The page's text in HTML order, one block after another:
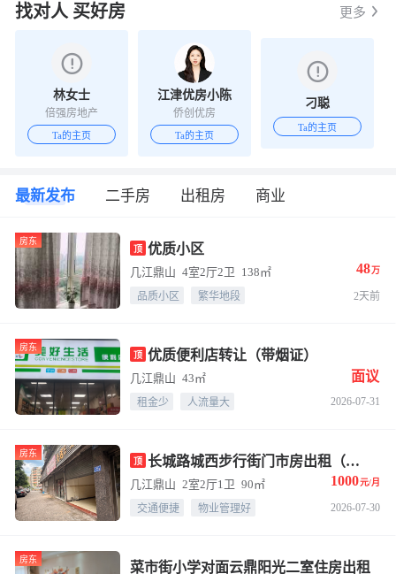
找对人 买好房 更多
林女士
倍强房地产
Ta的主页
江津优房小陈
侨创优房
Ta的主页
刁聪
Ta的主页
最新发布 二手房 出租房 商业
房东
顶 优质小区
几江鼎山 4室2厅2卫 138㎡ 48万
品质小区 繁华地段 2天前
房东
顶 优质便利店转让（带烟证）
几江鼎山 43㎡ 面议
租金少 人流量大 2026-07-31
房东
顶 长城路城西步行街门市房出租（通水电气）
几江鼎山 2室2厅1卫 90㎡ 1000元/月
交通便捷 物业管理好 2026-07-30
房东
菜市街小学对面云鼎阳光二室住房出租